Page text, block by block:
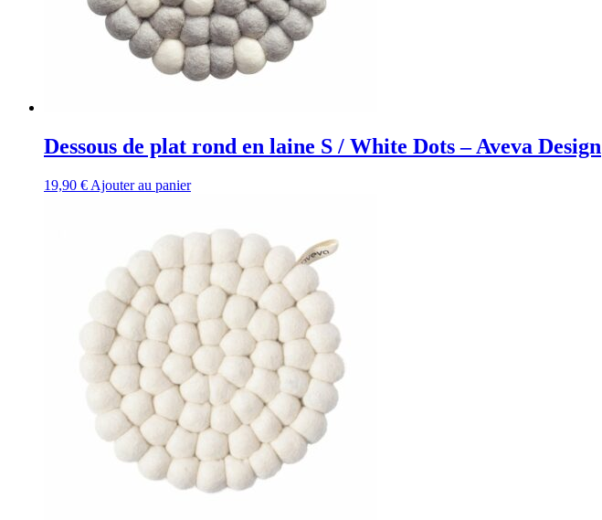
Dessous de plat rond en laine S / White Dots – Aveva Design
19,90 € Ajouter au panier